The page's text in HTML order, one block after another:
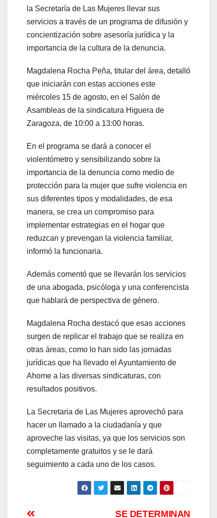
la Secretaría de Las Mujeres llevar sus
servicios a través de un programa de difusión y
concientización sobre asesoría jurídica y la
importancia de la cultura de la denuncia.
Magdalena Rocha Peña, titular del área, detalló
que iniciarán con estas acciones este
miércoles 15 de agosto, en el Salón de
Asambleas de la sindicatura Higuera de
Zaragoza, de 10:00 a 13:00 horas.
En el programa se dará a conocer el
violentómetro y sensibilizando sobre la
importancia de la denuncia como medio de
protección para la mujer que sufre violencia en
sus diferentes tipos y modalidades, de esa
manera, se crea un compromiso para
implementar estrategias en el hogar que
reduzcan y prevengan la violencia familiar,
informó la funcionaria.
Además comentó que se llevarán los servicios
de una abogada, psicóloga y una conferencista
que hablará de perspectiva de género.
Magdalena Rocha destacó que esas acciones
surgen de replicar el trabajo que se realiza en
otras áreas, como lo han sido las jornadas
jurídicas que ha llevado el Ayuntamiento de
Ahome a las diversas sindicaturas, con
resultados positivos.
La Secretaria de Las Mujeres aprovechó para
hacer un llamado a la ciudadanía y que
aproveche las visitas, ya que los servicios son
completamente gratuitos y se le dará
seguimiento a cada uno de los casos.
SE DETERMINAN